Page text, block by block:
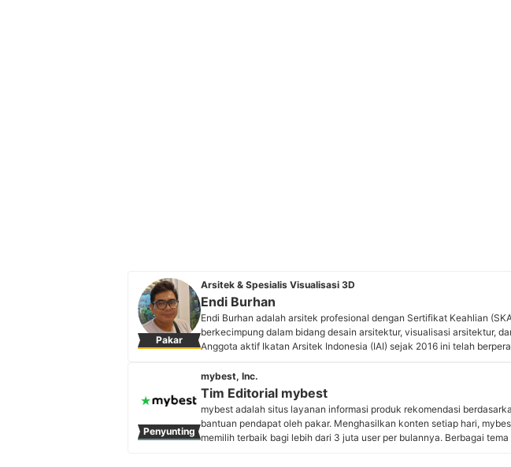
Pakar
Arsitek & Spesialis Visualisasi 3D
Endi Burhan
Endi Burhan adalah arsitek profesional dengan Sertifikat Keahlian
berkecimpung dalam bidang desain arsitektur, visualisasi arsitektur,
Anggota aktif Ikatan Arsitek Indonesia (IAI) sejak 2016 ini telah
Studio, sebuah studio kreatif yang berfokus pada perancangan
(archviz) untuk membantu klien memahami desain secara lebih
Profil Endi Burhan
Penyunting
mybest, Inc.
Tim Editorial mybest
mybest adalah situs layanan informasi produk rekomendasi
bantuan pendapat oleh pakar. Menghasilkan konten setiap hari,
memilih terbaik bagi lebih dari 3 juta user per bulannya. Berbagai